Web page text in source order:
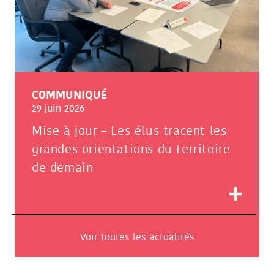
COMMUNIQUÉ
29 juin 2026
Mise à jour – Les élus tracent les
grandes orientations du territoire
de demain
Voir toutes les actualités